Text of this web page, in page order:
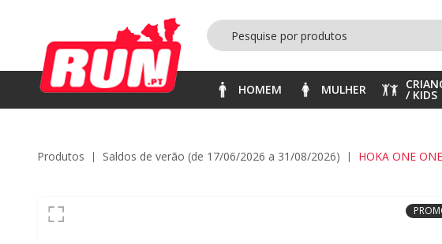
HOMEM MULHER / KIDS
Produtos saldos de verão (de 17/06/2026 a 31/08/2026) HOKA ONE